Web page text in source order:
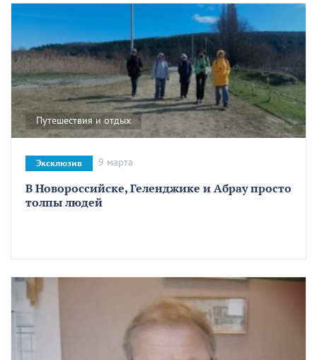
Путешествия и отдых
В Новороссийске, Геленджике и Абрау просто
толпы людей
Эксклюзив 9 марта